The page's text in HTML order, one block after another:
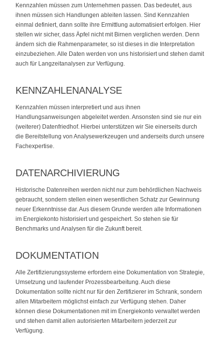
Kennzahlen müssen zum Unternehmen passen. Das bedeutet, aus
ihnen müssen sich Handlungen ableiten lassen. Sind Kennzahlen
einmal definiert, dann sollte ihre Ermittlung automatisiert erfolgen. Hier
stellen wir sicher, dass Äpfel nicht mit Birnen verglichen werden. Denn
ändern sich die Rahmenparameter, so ist dieses in die Interpretation
einzubeziehen. Alle Daten werden von uns historisiert und stehen damit
auch für Langzeitanalysen zur Verfügung.
KENNZAHLENANALYSE
Kennzahlen müssen interpretiert und aus ihnen
Handlungsanweisungen abgeleitet werden. Ansonsten sind sie nur ein
(weiterer) Datenfriedhof. Hierbei unterstützen wir Sie einerseits durch
die Bereitstellung von Analysewerkzeugen und anderseits durch unsere
Fachexpertise.
DATENARCHIVIERUNG
Historische Datenreihen werden nicht nur zum behördlichen Nachweis
gebraucht, sondern stellen einen wesentlichen Schatz zur Gewinnung
neuer Erkenntnisse dar. Aus diesem Grunde werden alle Informationen
im Energiekonto historisiert und gespeichert. So stehen sie für
Benchmarks und Analysen für die Zukunft bereit.
DOKUMENTATION
Alle Zertifizierungssysteme erfordern eine Dokumentation von Strategie,
Umsetzung und laufender Prozessbearbeitung. Auch diese
Dokumentation sollte nicht nur für den Zertifizierer im Schrank, sondern
allen Mitarbeitern möglichst einfach zur Verfügung stehen. Daher
können diese Dokumentationen mit im Energiekonto verwaltet werden
und stehen damit allen autorisierten Mitarbeitern jederzeit zur
Verfügung.